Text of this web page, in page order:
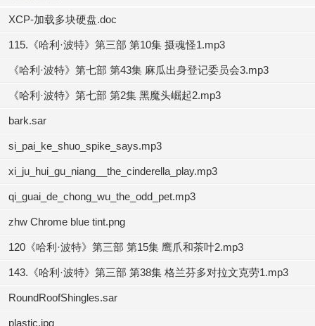
XCP-加载多块硬盘.doc
115.《哈利·波特》第三部 第10集 摄魂怪1.mp3
《哈利·波特》第七部 第43集 麻瓜出身登记委员会3.mp3
《哈利·波特》第七部 第2集 黑魔头崛起2.mp3
bark.sar
si_pai_ke_shuo_spike_says.mp3
xi_ju_hui_gu_niang__the_cinderella_play.mp3
qi_guai_de_chong_wu_the_odd_pet.mp3
zhw Chrome blue tint.png
120《哈利·波特》第三部 第15集 鹰爪和茶叶2.mp3
143.《哈利·波特》第三部 第38集 格兰芬多对拉文克劳1.mp3
RoundRoofShingles.sar
plastic.jpg